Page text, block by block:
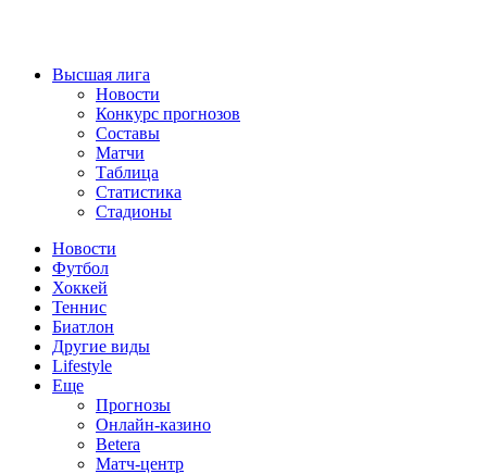
Высшая лига
Новости
Конкурс прогнозов
Составы
Матчи
Таблица
Статистика
Стадионы
Новости
Футбол
Хоккей
Теннис
Биатлон
Другие виды
Lifestyle
Еще
Прогнозы
Онлайн-казино
Betera
Матч-центр